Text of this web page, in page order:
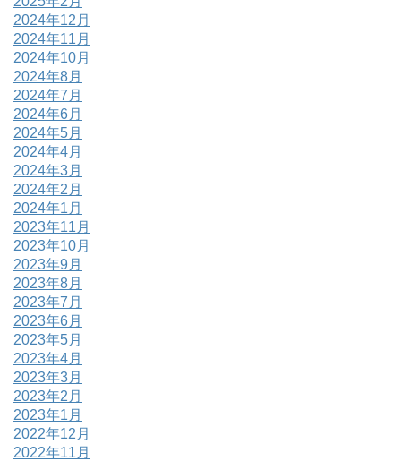
2024年12月
2024年11月
2024年10月
2024年8月
2024年7月
2024年6月
2024年5月
2024年4月
2024年3月
2024年2月
2024年1月
2023年11月
2023年10月
2023年9月
2023年8月
2023年7月
2023年6月
2023年5月
2023年4月
2023年3月
2023年2月
2023年1月
2022年12月
2022年11月